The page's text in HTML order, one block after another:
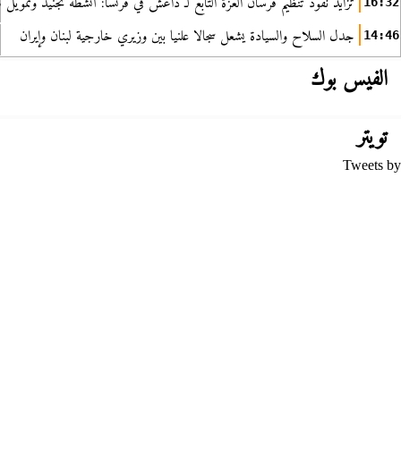
14:46 جدل السلاح والسيادة يشعل سجالا علنيا بين وزيري خارجية لبنان وإيران
الفيس بوك
تويتر
Tweets by